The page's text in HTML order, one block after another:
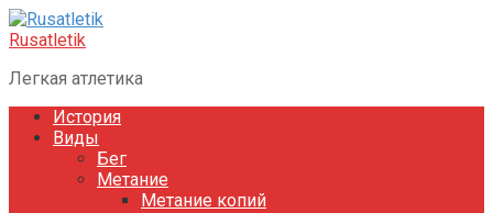
Перейти
к
Rusatletik
Легкая атлетика
История
Виды
Бег
Метание
Метание копий